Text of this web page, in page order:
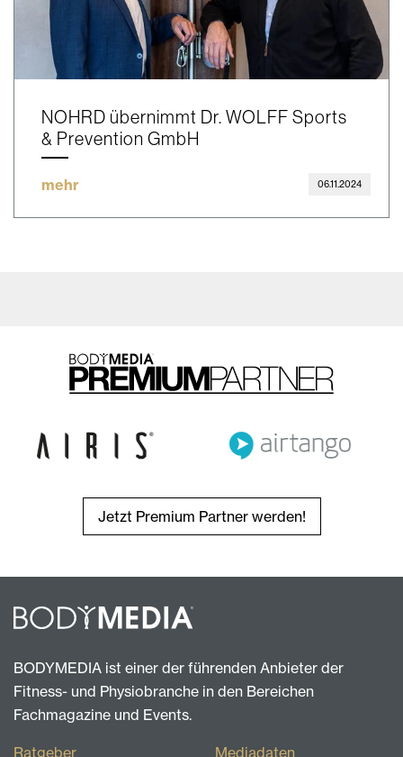
NOHRD übernimmt Dr. WOLFF Sports
& Prevention GmbH
mehr 06.11.2024
Jetzt Premium Partner werden!
BODYMEDIA ist einer der führenden Anbieter der
Fitness- und Physiobranche in den Bereichen
Fachmagazine und Events.
Ratgeber Mediadaten